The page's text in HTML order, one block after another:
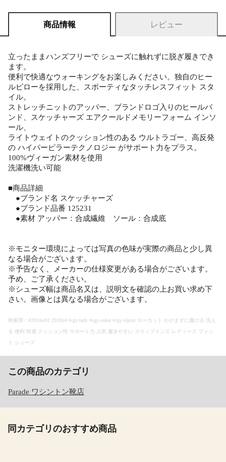
商品情報 レビュー
立ったままハンズフリーで シューズに触れずに脱ぎ履きでき
ます。
便利で快適なウォーキングをお楽しみください。独自のヒー
ルピローを採用した、スポーティなタッチレスフィット スタ
イル。
ストレッチニットのアッパー、ブランドロゴ入りのヒールバ
ンド、スケッチャーズ エアクールドメモリーフォーム インソ
ール、
ライトウェイトのクッション性のある ウルトラゴー、高反発
の ハイパーピラーテクノロジー がサポート力をプラス。
100%ヴィーガン素材を使用
洗濯機洗い可能
■商品詳細
●ブランド名 スケッチャーズ
●ブランド品番 125231
●素材 アッパー：合成繊維 ソール：合成底
※モニター環境によっては写真の色味が実際の商品と少し異
なる場合がございます。
※予告なく、メーカーの仕様変更がある場合がございます。
予め、ご了承ください。
※シューズ幅は商品名又は、説明文を確認の上お買い求め下
さい。画像とは異なる場合がございます。
検索用：#2024ss91 291854 #cgy-lady #cgy-snker #cgy-slpcut ローカット かがまずに履ける 洗え
る 便利 快適 クッション性 サポート力 人気 履きやすい スリップインズ レディース フィッ
ト シューズ
この商品のカテゴリ
Parade ワシントン靴店
同カテゴリのおすすめ商品